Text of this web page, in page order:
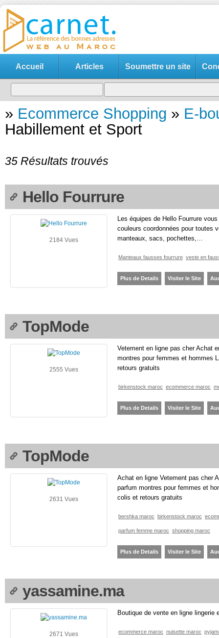
Accueil Articles Soumettre un site
» Ecommerce Shopping » E-
Habillement et Sport
35 Résultats trouvés
Hello Fourrure
2184 Vues
Les équipes de Hello Fourrure
couleurs coordonnées pour toutes
manteaux, sacs, pochettes,…
Manteaux fausses fourrure veste en
Plus de Details Visiter le Site
TopMode
2555 Vues
Vetement en ligne pas cher Achat
montres pour femmes et hommes
retours gratuits
birkenstock maroc ecommerce maroc
Plus de Details Visiter le Site
TopMode
2631 Vues
Achat en ligne Vetement pas cher
parfum montres pour femmes et
colis et retours gratuits
bershka maroc birkenstock maroc
parfum femme maroc shopping maroc
Plus de Details Visiter le Site
yassamine.ma
2671 Vues
Boutique de vente en ligne lingerie
ecommerce maroc nuisette maroc